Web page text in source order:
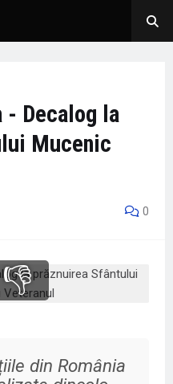
- Decalog la
Mucenic
0
👎
din România